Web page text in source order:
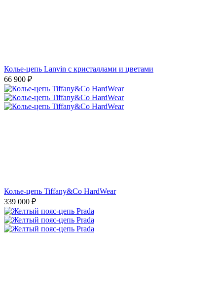
Колье-цепь Lanvin с кристаллами и цветами
66 900 ₽
Колье-цепь Tiffany&Co HardWear
339 000 ₽